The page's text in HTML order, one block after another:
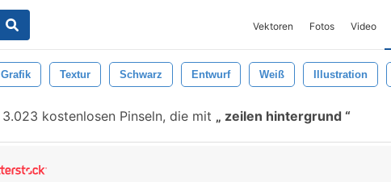
Vektoren Fotos Video
Grafik Textur Schwarz Entwurf Weiß Illustration
3.023 kostenlosen Pinseln, die mit zeilen hintergrund